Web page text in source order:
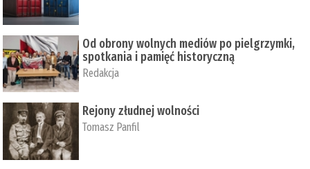
Od obrony wolnych mediów po pielgrzymki,
spotkania i pamięć historyczną
Redakcja
Rejony złudnej wolności
Tomasz Panfil